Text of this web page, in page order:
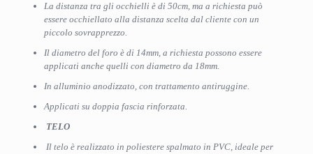
La distanza tra gli occhielli è di 50cm, ma a richiesta può
essere occhiellato alla distanza scelta dal cliente con un
piccolo sovrapprezzo.
Il diametro del foro è di 14mm, a richiesta possono essere
applicati anche quelli con diametro da 18mm.
In alluminio anodizzato, con trattamento antiruggine.
Applicati su doppia fascia rinforzata.
TELO
Il telo è realizzato in poliestere spalmato in PVC, ideale per